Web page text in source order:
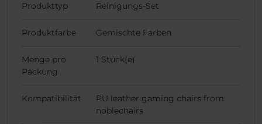
Produkttyp Reinigungs-Set
Produktfarbe Gemischte Farben
Menge pro
Packung
1 Stück(e)
Kompatibilität
PU leather gaming chairs from
noblechairs